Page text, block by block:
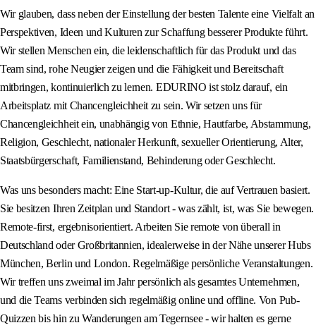
Wir glauben, dass neben der Einstellung der besten Talente eine Vielfalt an
Perspektiven, Ideen und Kulturen zur Schaffung besserer Produkte führt.
Wir stellen Menschen ein, die leidenschaftlich für das Produkt und das
Team sind, rohe Neugier zeigen und die Fähigkeit und Bereitschaft
mitbringen, kontinuierlich zu lernen. EDURINO ist stolz darauf, ein
Arbeitsplatz mit Chancengleichheit zu sein. Wir setzen uns für
Chancengleichheit ein, unabhängig von Ethnie, Hautfarbe, Abstammung,
Religion, Geschlecht, nationaler Herkunft, sexueller Orientierung, Alter,
Staatsbürgerschaft, Familienstand, Behinderung oder Geschlecht.
Was uns besonders macht: Eine Start-up-Kultur, die auf Vertrauen basiert.
Sie besitzen Ihren Zeitplan und Standort - was zählt, ist, was Sie bewegen.
Remote-first, ergebnisorientiert. Arbeiten Sie remote von überall in
Deutschland oder Großbritannien, idealerweise in der Nähe unserer Hubs
München, Berlin und London. Regelmäßige persönliche Veranstaltungen.
Wir treffen uns zweimal im Jahr persönlich als gesamtes Unternehmen,
und die Teams verbinden sich regelmäßig online und offline. Von Pub-
Quizzen bis hin zu Wanderungen am Tegernsee - wir halten es gerne